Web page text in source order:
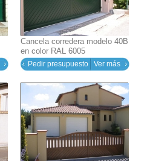
Cancela corredera modelo 40B
en color RAL 6005
Pedir presupuesto Ver más